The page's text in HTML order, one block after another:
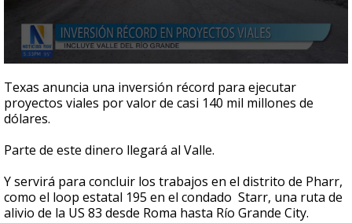
seconds
of
41
seconds
Texas anuncia una inversión récord para ejecutar
proyectos viales por valor de casi 140 mil millones de
dólares.
Parte de este dinero llegará al Valle.
Y servirá para concluir los trabajos en el distrito de Pharr,
como el loop estatal 195 en el condado Starr, una ruta de
alivio de la US 83 desde Roma hasta Río Grande City.